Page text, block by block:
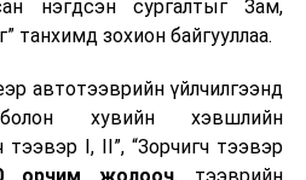
нэгдсэн сургалтыг Зам,
танхимд зохион байгууллаа.
автотээврийн үйлчилгээнд
хувийн хэвшлийн
тээвэр I, II”, “Зорчигч тээвэр